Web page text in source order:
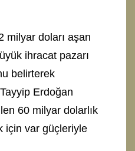
milyar doları aşan
ihracat pazarı
belirterek
Erdoğan
60 milyar dolarlık
için var güçleriyle